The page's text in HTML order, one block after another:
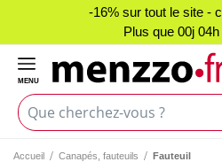
-16% sur tout le site -
Plus que 00j
MENU
Accueil Canapés, fauteuils Fauteuil